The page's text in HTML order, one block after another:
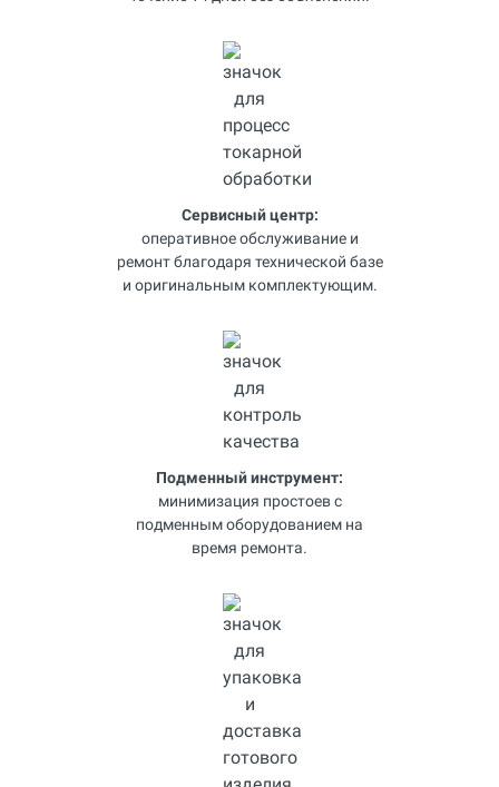
Сервисный центр:
оперативное обслуживание и
ремонт благодаря технической базе
и оригинальным комплектующим.
Подменный инструмент:
минимизация простоев с
подменным оборудованием на
время ремонта.